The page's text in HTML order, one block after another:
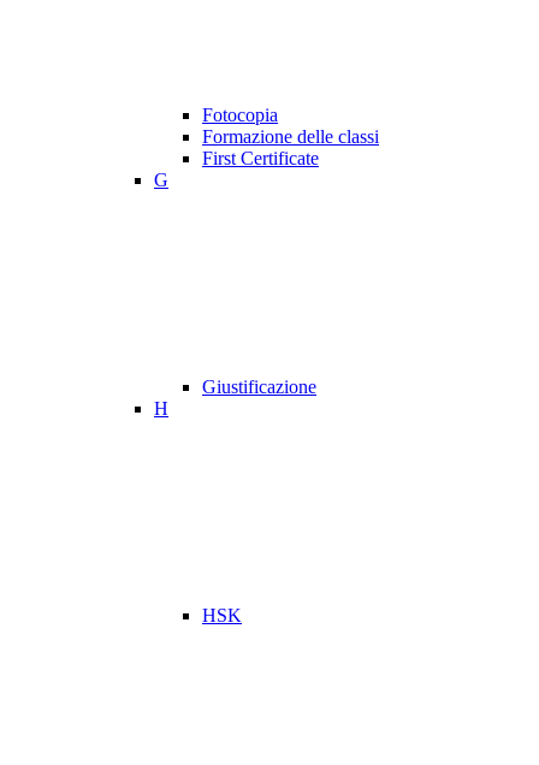
Fotocopia
Formazione delle classi
First Certificate
G
Giustificazione
H
HSK